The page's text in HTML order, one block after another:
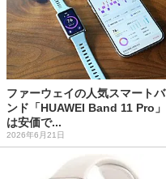
ファーウェイの人気スマートバ
ンド「HUAWEI Band 11 Pro」
は安価で...
2026年6月21日